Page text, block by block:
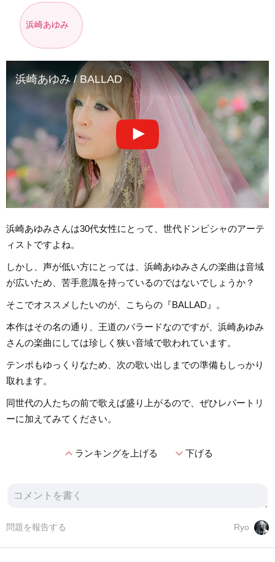
浜崎あゆみ
浜崎あゆみ / BALLAD
浜崎あゆみさんは30代女性にとって、世代ドンピシャのアーテ
ィストですよね。
しかし、声が低い方にとっては、浜崎あゆみさんの楽曲は音域
が広いため、苦手意識を持っているのではないでしょうか？
そこでオススメしたいのが、こちらの『BALLAD』。
本作はその名の通り、王道のバラードなのですが、浜崎あゆみ
さんの楽曲にしては珍しく狭い音域で歌われています。
テンポもゆっくりなため、次の歌い出しまでの準備もしっかり
取れます。
同世代の人たちの前で歌えば盛り上がるので、ぜひレパートリ
ーに加えてみてください。
expand_lessランキングを上げる expand_more下げる
Ryo
問題を報告する